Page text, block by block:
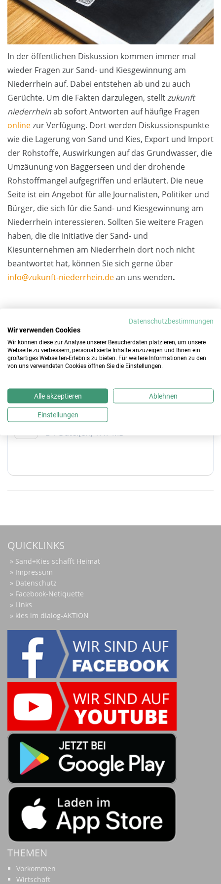
In der öffentlichen Diskussion kommen immer mal
wieder Fragen zur Sand- und Kiesgewinnung am
Niederrhein auf. Dabei entstehen ab und zu auch
Gerüchte. Um die Fakten darzulegen, stelltzukunft
niederrheinab sofort Antworten auf häufige Fragen
onlinezur Verfügung. Dort werden Diskussionspunkte
wie die Lagerung von Sand und Kies, Export und Import
der Rohstoffe, Auswirkungen auf das Grundwasser, die
Umzäunung von Baggerseen und der drohende
Rohstoffmangel aufgegriffen und erläutert. Die neue
Seite ist ein Angebot für alle Journalisten, Politiker und
Bürger, die sich für die Sand- und Kiesgewinnung am
Niederrhein interessieren. Sollten Sie weitere Fragen
haben, die die Initiative der Sand- und
Kiesunternehmen am Niederrhein dort noch nicht
beantwortet hat, können Sie sich gerne über
info@zukunft-niederrhein.dean uns wenden.
finden Sie hier:www.zukunft-niederrhein.de/faq-
haeufige-fragen-und-antworten/
Das Dokument mit allen Antworten auf einen Blick
ausdrucken:
FAQ - Häufige Fragen und
Antworten
1 Datei(en) 1.47 MB
QUICKLINKS
Sand+Kies schafft Heimat
Impressum
Datenschutz
Facebook-Netiquette
Links
kies im dialog-AKTION
THEMEN
Vorkommen
Wirtschaft
Datenschutzbestimmungen
Wir verwenden Cookies
Wir können diese zur Analyse unserer Besucherdaten platzieren, um unsere
Webseite zu verbessern, personalisierte Inhalte anzuzeigen und Ihnen ein
großartiges Webseiten-Erlebnis zu bieten. Für weitere Informationen zu den
von uns verwendeten Cookies öffnen Sie die Einstellungen.
Alle akzeptieren Ablehnen
Einstellungen